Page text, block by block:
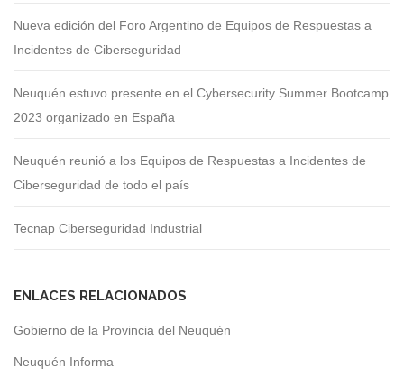
Nueva edición del Foro Argentino de Equipos de Respuestas a
Incidentes de Ciberseguridad
Neuquén estuvo presente en el Cybersecurity Summer Bootcamp
2023 organizado en España
Neuquén reunió a los Equipos de Respuestas a Incidentes de
Ciberseguridad de todo el país
Tecnap Ciberseguridad Industrial
ENLACES RELACIONADOS
Gobierno de la Provincia del Neuquén
Neuquén Informa